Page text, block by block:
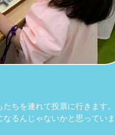
ちを連れて投票に行きます。
るんじゃないかと思っていま